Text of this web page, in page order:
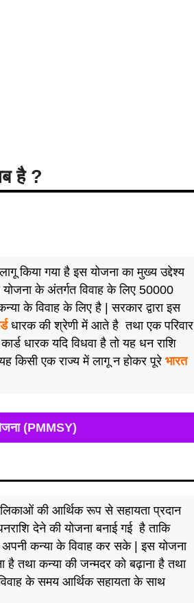
है ?
किया गया है इस योजना का मुख्य उद्देश्य
के अंतर्गत विवाह के लिए 50000
के विवाह के लिए है | सरकार द्वारा इस
धारक की श्रेणी में आते है तथा एक परिवार
धारक यदि विधवा है तो यह धन राशि
किसी एक राज्य में लागू न होकर पूरे भारत
(PMMSY)
की आर्थिक रूप से सहायता प्रदान
देने की योजना बनाई गई है ताकि
कन्या के विवाह कर सके | इस योजना
है तथा कन्या की जन्मदर को बढ़ाना है तथा
के समय आर्थिक सहायता के साथ